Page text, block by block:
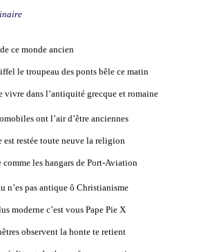
ce monde ancien
le troupeau des ponts bêle ce matin
vivre dans l’antiquité grecque et romaine
ont l’air d’être anciennes
est restée toute neuve la religion
comme les hangars de Port-Aviation
n’es pas antique ô Christianisme
moderne c’est vous Pape Pie X
observent la honte te retient